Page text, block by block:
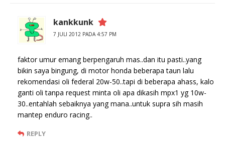
kankkunk
7 JULI 2012 PADA 4:57 PM
faktor umur emang berpengaruh mas..dan itu pasti..yang
bikin saya bingung, di motor honda beberapa taun lalu
rekomendasi oli federal 20w-50..tapi di beberapa ahass, kalo
ganti oli tanpa request minta oli apa dikasih mpx1 yg 10w-
30..entahlah sebaiknya yang mana..untuk supra sih masih
mantep enduro racing..
REPLY